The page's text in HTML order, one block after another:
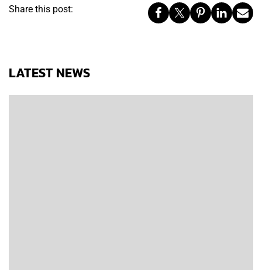
Share this post:
LATEST NEWS